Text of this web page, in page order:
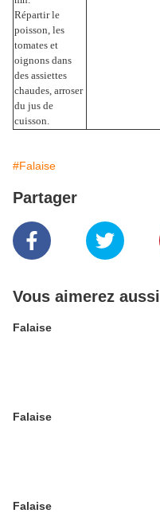
Répartir le
poisson, les
tomates et
oignons dans
des assiettes
chaudes, arroser
du jus de
cuisson.
#Falaise
Partager
Vous aimerez aussi
Falaise
Falaise
Falaise